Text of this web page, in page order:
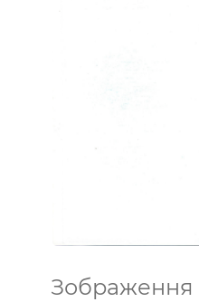
Зображення